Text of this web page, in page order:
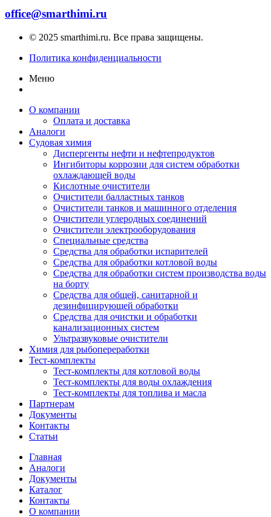
office@smarthimi.ru
© 2025 smarthimi.ru. Все права защищены.
Политика конфиденциальности
Меню
О компании
Оплата и доставка
Аналоги
Судовая химия
Диспергенты нефти и нефтепродуктов
Ингибиторы коррозии для систем обработки
охлаждающей воды
Кислотные очистители
Очистители балластных танков
Очистители танков и машинного отделения
Очистители углеродных соединений
Очистители электрооборудования
Специальные средства
Средства для обработки испарителей
Средства для обработки котловой воды
Средства для обработки систем производства воды
на борту
Средства для общей, санитарной и
дезинфицирующей обработки
Средства для очистки и обработки
канализационных систем
Ультразвуковые очистители
Химия для рыбопереработки
Тест-комплекты
Тест-комплекты для котловой воды
Тест-комплекты для воды охлаждения
Тест-комплекты для топлива и масла
Партнерам
Документы
Контакты
Статьи
Главная
Аналоги
Документы
Каталог
Контакты
О компании